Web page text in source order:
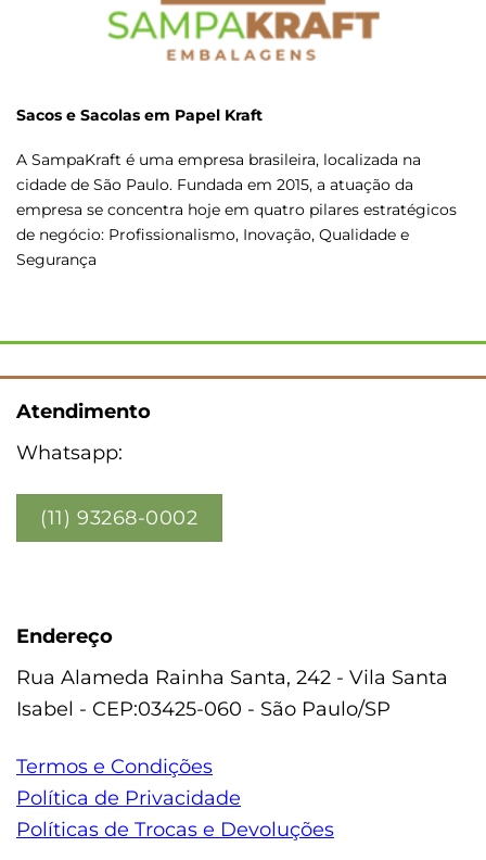
Sacos e Sacolas em Papel Kraft
A SampaKraft é uma empresa brasileira, localizada na
cidade de São Paulo. Fundada em 2015, a atuação da
empresa se concentra hoje em quatro pilares estratégicos
de negócio: Profissionalismo, Inovação, Qualidade e
Segurança
Atendimento
Whatsapp:
(11) 93268-0002
Endereço
Rua Alameda Rainha Santa, 242 - Vila Santa
Isabel - CEP:03425-060 - São Paulo/SP
Termos e Condições
Política de Privacidade
Políticas de Trocas e Devoluções